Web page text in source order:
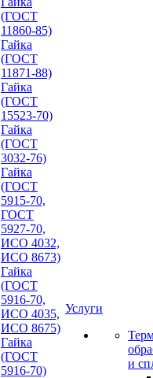
(ГОСТ
11860-85)
Гайка
(ГОСТ
11871-88)
Гайка
(ГОСТ
15523-70)
Гайка
(ГОСТ
3032-76)
Гайка
(ГОСТ
5915-70,
ГОСТ
5927-70,
ИСО 4032,
ИСО 8673)
Гайка
(ГОСТ
5916-70,
ИСО 4035,
ИСО 8675)
Гайка
(ГОСТ
5916-70)
Услуги
и